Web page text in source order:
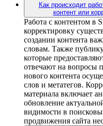
Как происходит
контент или
Работа с контентом в
корректировку
создании контента
словам. Также
которые
отвечают на вопросы
нового контента
слов и метатегов.
материала включает
обновление
видимости в
продвижения сайта